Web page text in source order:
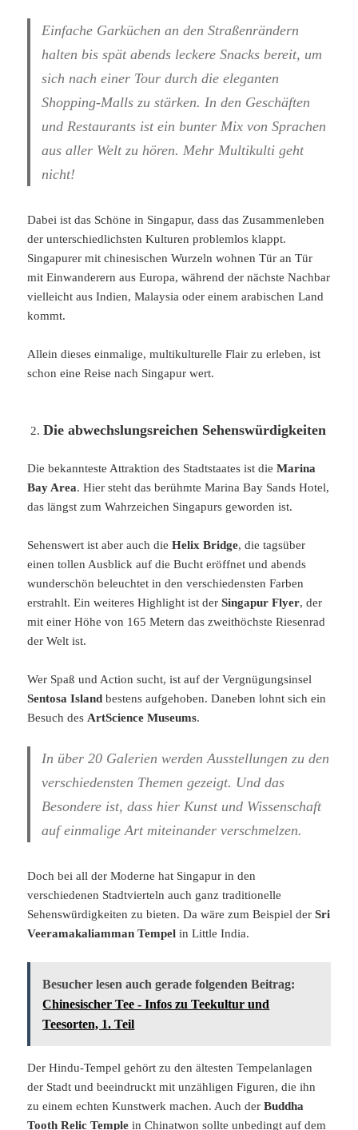
Einfache Garküchen an den Straßenrändern
halten bis spät abends leckere Snacks bereit, um
sich nach einer Tour durch die eleganten
Shopping-Malls zu stärken. In den Geschäften
und Restaurants ist ein bunter Mix von Sprachen
aus aller Welt zu hören. Mehr Multikulti geht
nicht!
Dabei ist das Schöne in Singapur, dass das Zusammenleben
der unterschiedlichsten Kulturen problemlos klappt.
Singapurer mit chinesischen Wurzeln wohnen Tür an Tür
mit Einwanderern aus Europa, während der nächste Nachbar
vielleicht aus Indien, Malaysia oder einem arabischen Land
kommt.
Allein dieses einmalige, multikulturelle Flair zu erleben, ist
schon eine Reise nach Singapur wert.
Die abwechslungsreichen Sehenswürdigkeiten
Die bekannteste Attraktion des Stadtstaates ist dieMarina
Bay Area. Hier steht das berühmte Marina Bay Sands Hotel,
das längst zum Wahrzeichen Singapurs geworden ist.
Sehenswert ist aber auch dieHelix Bridge, die tagsüber
einen tollen Ausblick auf die Bucht eröffnet und abends
wunderschön beleuchtet in den verschiedensten Farben
erstrahlt. Ein weiteres Highlight ist derSingapur Flyer, der
mit einer Höhe von 165 Metern das zweithöchste Riesenrad
der Welt ist.
Wer Spaß und Action sucht, ist auf der Vergnügungsinsel
Sentosa Islandbestens aufgehoben. Daneben lohnt sich ein
Besuch desArtScience Museums.
In über 20 Galerien werden Ausstellungen zu den
verschiedensten Themen gezeigt. Und das
Besondere ist, dass hier Kunst und Wissenschaft
auf einmalige Art miteinander verschmelzen.
Doch bei all der Moderne hat Singapur in den
verschiedenen Stadtvierteln auch ganz traditionelle
Sehenswürdigkeiten zu bieten. Da wäre zum Beispiel derSri
Veeramakaliamman Tempel in Little India.
Besucher lesen auch gerade folgenden Beitrag:
Chinesischer Tee - Infos zu Teekultur und
Teesorten, 1. Teil
Der Hindu-Tempel gehört zu den ältesten Tempelanlagen
der Stadt und beeindruckt mit unzähligen Figuren, die ihn
zu einem echten Kunstwerk machen. Auch derBuddha
Tooth Relic Templein Chinatwon sollte unbedingt auf dem